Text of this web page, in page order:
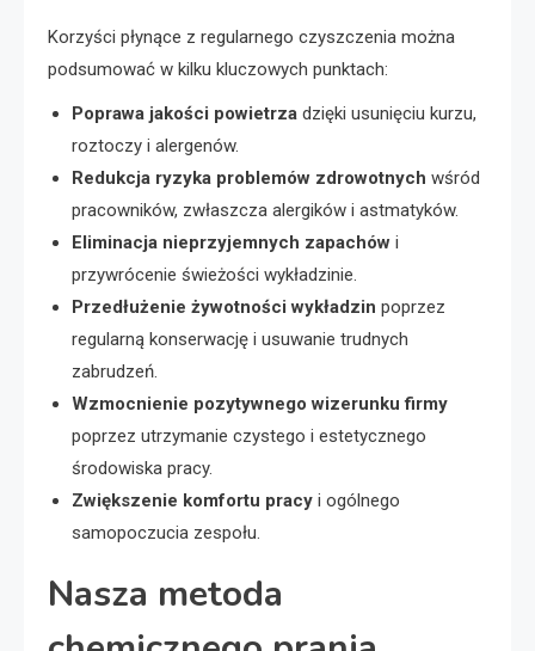
Korzyści płynące z regularnego czyszczenia można
podsumować w kilku kluczowych punktach:
Poprawa jakości powietrza dzięki usunięciu kurzu,
roztoczy i alergenów.
Redukcja ryzyka problemów zdrowotnych wśród
pracowników, zwłaszcza alergików i astmatyków.
Eliminacja nieprzyjemnych zapachów i
przywrócenie świeżości wykładzinie.
Przedłużenie żywotności wykładzin poprzez
regularną konserwację i usuwanie trudnych
zabrudzeń.
Wzmocnienie pozytywnego wizerunku firmy
poprzez utrzymanie czystego i estetycznego
środowiska pracy.
Zwiększenie komfortu pracy i ogólnego
samopoczucia zespołu.
Nasza metoda